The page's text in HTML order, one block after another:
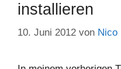
installieren
10. Juni 2012 von Nico